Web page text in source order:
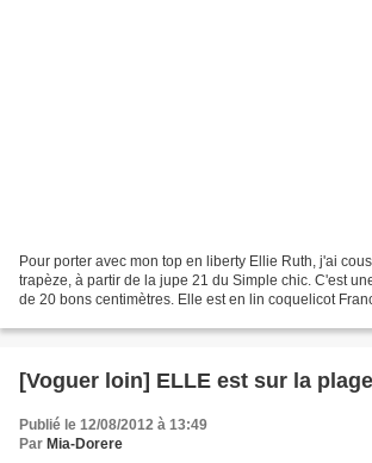
Pour porter avec mon top en liberty Ellie Ruth, j'ai
trapèze, à partir de la jupe 21 du Simple chic. C'est
de 20 bons centimètres. Elle est en lin coquelicot
[Voguer loin] ELLE est sur la plage
Publié le 12/08/2012 à 13:49
Par Mia-Dorere